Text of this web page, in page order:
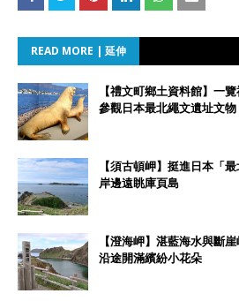
READ MORE | 延伸
【禮文町鄉土資料館】一
參觀日本最北繩文遺址文物
【須古頓岬】挺進日本「
岸邊遠眺庫頁島
【澄海岬】湛藍海水與斷
沿途開滿繽紛小花朵